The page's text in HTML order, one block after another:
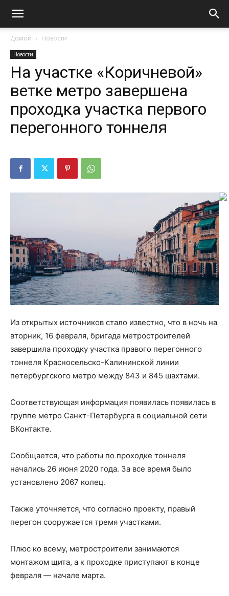
Домой Новости
Новости
На участке «Коричневой»
ветке метро завершена
проходка участка первого
перегонного тоннеля
Из открытых источников стало известно, что в ночь на
вторник, 16 февраля, бригада метростроителей
завершила проходку участка правого перегонного
тоннеля Красносельско-Калининской линии
петербургского метро между 843 и 845 шахтами.
Соответствующая информация появилась появилась в
группе метро Санкт-Петербурга в социальной сети
ВКонтакте.
Сообщается, что работы по проходке тоннеля
начались 26 июня 2020 года. За все время было
установлено 2067 колец.
Также уточняется, что согласно проекту, правый
перегон сооружается тремя участками.
Плюс ко всему, метростроители занимаются
монтажом щита, а к проходке приступают в конце
февраля — начале марта.